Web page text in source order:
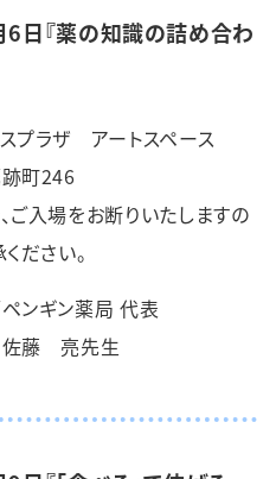
日『薬の知識の詰め合わ
プラザ アートスペース
町246
ご入場をお断りいたしますの
ださい。
ンギン薬局 代表
藤 亮先生